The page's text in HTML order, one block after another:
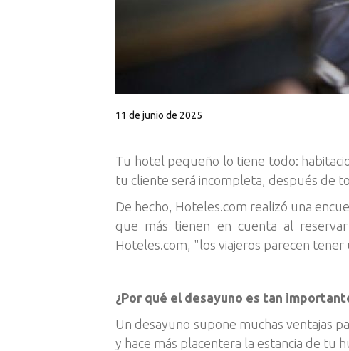
11 de junio de 2025
Tu hotel pequeño lo tiene todo:
tu cliente será incompleta, después de
De hecho, Hoteles.com realizó una
que más tienen en cuenta al
Hoteles.com, "los viajeros parecen tener
¿Por qué el desayuno es tan
Un desayuno supone muchas ventajas
y hace más placentera la estancia de tu